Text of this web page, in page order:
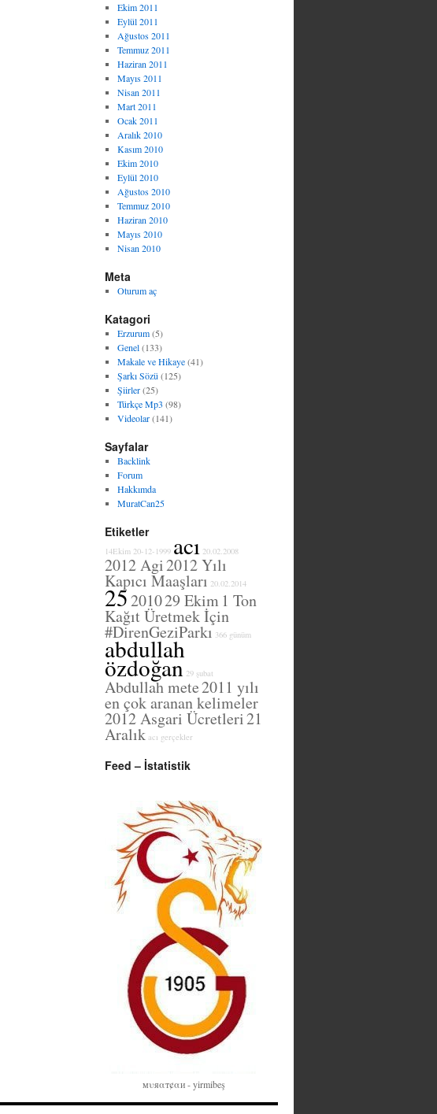
Ekim 2011
Eylül 2011
Ağustos 2011
Temmuz 2011
Haziran 2011
Mayıs 2011
Nisan 2011
Mart 2011
Ocak 2011
Aralık 2010
Kasım 2010
Ekim 2010
Eylül 2010
Ağustos 2010
Temmuz 2010
Haziran 2010
Mayıs 2010
Nisan 2010
Meta
Oturum aç
Katagori
Erzurum(5)
Genel(133)
Makale ve Hikaye(41)
Şarkı Sözü (125)
Şiirler(25)
Türkçe Mp3 (98)
Videolar(141)
Sayfalar
Backlink
Forum
Hakkımda
MuratCan25
Etiketler
14Ekim 20-12-1999 acı 20.02.2008
2012 Agi2012 Yılı
Kapıcı Maaşları 20.02.2014
25201029 Ekim1 Ton
Kağıt Üretmek İçin
#DirenGeziParkı 366 günüm
abdullah
özdoğan 29 şubat
Abdullah mete2011 yılı
en çok aranan kelimeler
2012 Asgari Ücretleri21
Aralık acı gerçekler
Feed – İstatistik
мυяαт¢αи - yirmibeş